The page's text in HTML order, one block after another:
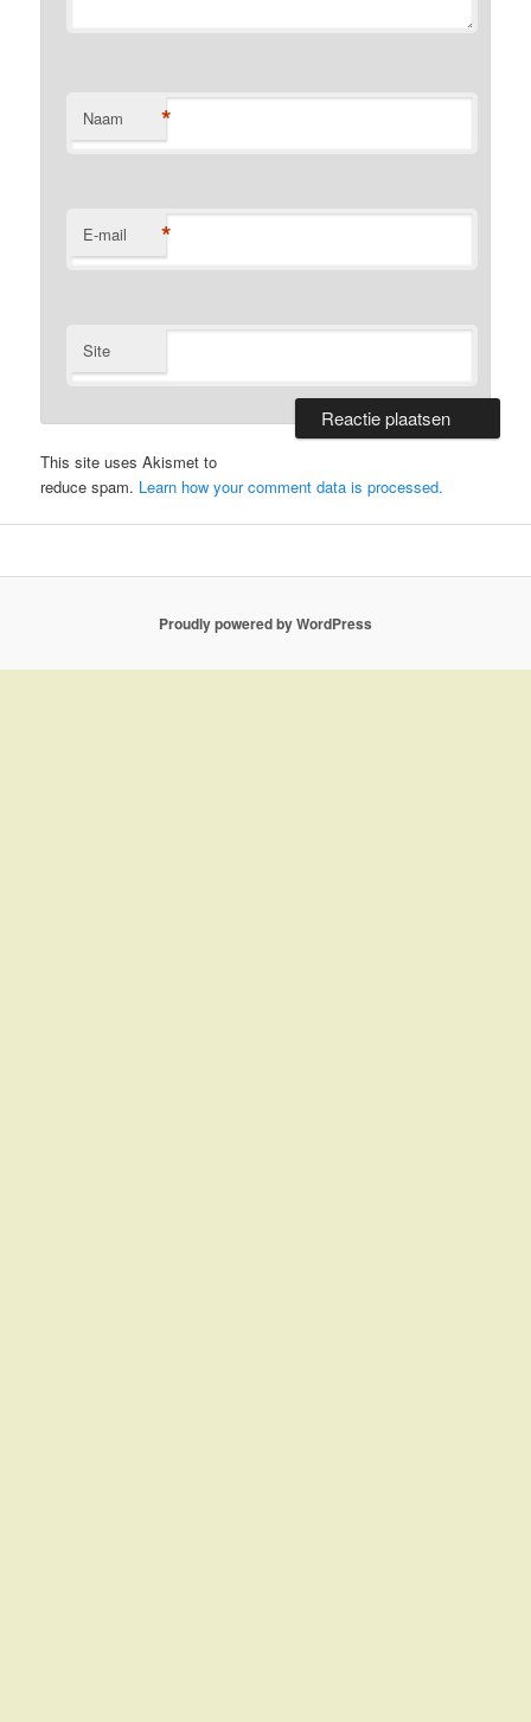
Naam *
E-mail *
Site
This site uses Akismet to
reduce spam. Learn how your comment data is processed.
Proudly powered by WordPress